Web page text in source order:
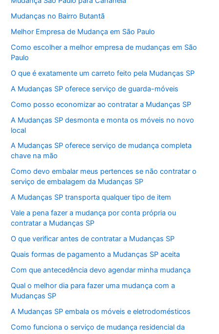
Mudanças no Bairro Butantã
Melhor Empresa de Mudança em São Paulo
Como escolher a melhor empresa de mudanças em São
Paulo
O que é exatamente um carreto feito pela Mudanças SP
A Mudanças SP oferece serviço de guarda-móveis
Como posso economizar ao contratar a Mudanças SP
A Mudanças SP desmonta e monta os móveis no novo
local
A Mudanças SP oferece serviço de mudança completa
chave na mão
Como devo embalar meus pertences se não contratar o
serviço de embalagem da Mudanças SP
A Mudanças SP transporta qualquer tipo de item
Vale a pena fazer a mudança por conta própria ou
contratar a Mudanças SP
O que verificar antes de contratar a Mudanças SP
Quais formas de pagamento a Mudanças SP aceita
Com que antecedência devo agendar minha mudança
Qual o melhor dia para fazer uma mudança com a
Mudanças SP
A Mudanças SP embala os móveis e eletrodomésticos
Como funciona o serviço de mudança residencial da